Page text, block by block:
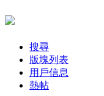
搜尋
版塊列表
用戶信息
熱帖